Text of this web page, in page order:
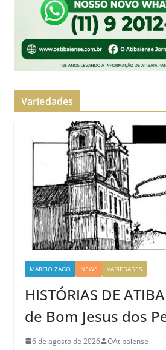
Variedades
MARCIO ZAGO NEWS VARIEDADES
HISTÓRIAS DE
de Bom Jesus dos
6 de agosto de 2026 OAtibaiense